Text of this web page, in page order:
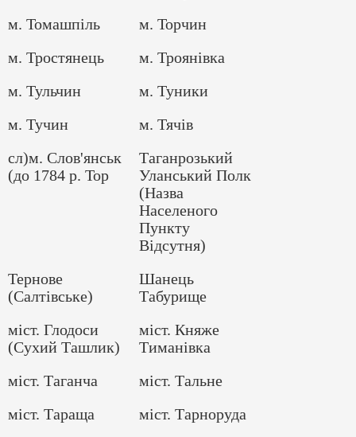
м. Томашпіль
м. Торчин
м. Тростянець
м. Троянівка
м. Тульчин
м. Туники
м. Тучин
м. Тячів
сл)м. Слов'янськ
(до 1784 р. Тор
Таганрозький
Уланський Полк
(Назва
Населеного
Пункту
Відсутня)
Тернове
(Салтівське)
Шанець
Табурище
міст. Глодоси
(Сухий Ташлик)
міст. Княже
Тиманівка
міст. Таганча
міст. Тальне
міст. Тараща
міст. Тарноруда